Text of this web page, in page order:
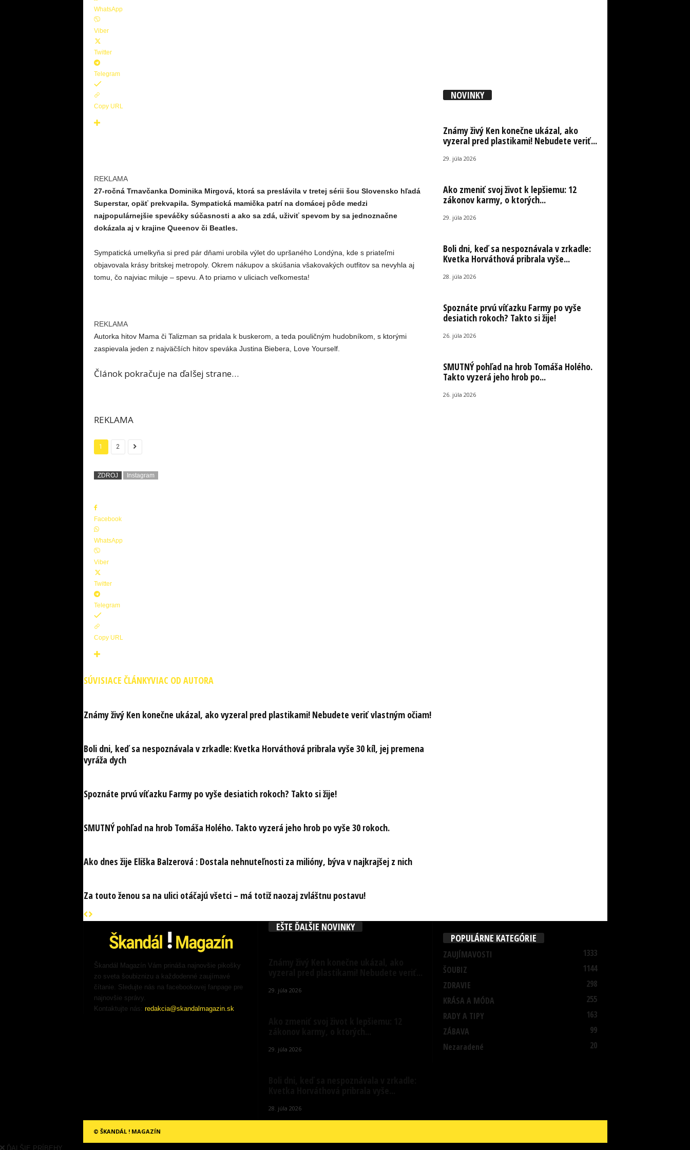
WhatsApp
Viber
Twitter
Telegram
Copy URL
REKLAMA
27-ročná Trnavčanka Dominika Mirgová, ktorá sa preslávila v tretej sérii šou Slovensko hľadá
Superstar, opäť prekvapila. Sympatická mamička patrí na domácej pôde medzi
najpopulárnejšie speváčky súčasnosti a ako sa zdá, uživiť spevom by sa jednoznačne
dokázala aj v krajine Queenov či Beatles.
Sympatická umelkyňa si pred pár dňami urobila výlet do upršaného Londýna, kde s priateľmi
objavovala krásy britskej metropoly. Okrem nákupov a skúšania všakovakých outfitov sa nevyhla aj
tomu, čo najviac miluje – spevu. A to priamo v uliciach veľkomesta!
REKLAMA
Autorka hitov Mama či Talizman sa pridala k buskerom, a teda pouličným hudobníkom, s ktorými
zaspievala jeden z najväčších hitov speváka Justina Biebera, Love Yourself.
Článok pokračuje na ďalšej strane…
REKLAMA
1 2
ZDROJ Instagram
Facebook
WhatsApp
Viber
Twitter
Telegram
Copy URL
SÚVISIACE ČLÁNKYVIAC OD AUTORA
Známy živý Ken konečne ukázal, ako vyzeral pred plastikami! Nebudete veriť vlastným očiam!
Boli dni, keď sa nespoznávala v zrkadle: Kvetka Horváthová pribrala vyše 30 kíl, jej premena
vyráža dych
Spoznáte prvú víťazku Farmy po vyše desiatich rokoch? Takto si žije!
SMUTNÝ pohľad na hrob Tomáša Holého. Takto vyzerá jeho hrob po vyše 30 rokoch.
Ako dnes žije Eliška Balzerová : Dostala nehnuteľnosti za milióny, býva v najkrajšej z nich
Za touto ženou sa na ulici otáčajú všetci – má totiž naozaj zvláštnu postavu!
NOVINKY
Známy živý Ken konečne ukázal, ako
vyzeral pred plastikami! Nebudete veriť...
29. júla 2026
Ako zmeniť svoj život k lepšiemu: 12
zákonov karmy, o ktorých...
29. júla 2026
Boli dni, keď sa nespoznávala v zrkadle:
Kvetka Horváthová pribrala vyše...
28. júla 2026
Spoznáte prvú víťazku Farmy po vyše
desiatich rokoch? Takto si žije!
26. júla 2026
SMUTNÝ pohľad na hrob Tomáša Holého.
Takto vyzerá jeho hrob po...
26. júla 2026
Škandál Magazín Vám prináša najnovšie pikošky
zo sveta šoubiznizu a každodenné zaujímavé
čítanie. Sledujte nás na facebookovej fanpage pre
najnovšie správy.
Kontaktujte nás: redakcia@skandalmagazin.sk
EŠTE ĎALŠIE NOVINKY
29. júla 2026
29. júla 2026
28. júla 2026
POPULÁRNE KATEGÓRIE
ZAUJÍMAVOSTI
1333
ŠOUBIZ
1144
ZDRAVIE
298
KRÁSA A MÓDA
255
RADY A TIPY
163
ZÁBAVA
99
Nezaradené
20
© ŠKANDÁL ! MAGAZÍN
ĎALŠIE PRÍBEHY